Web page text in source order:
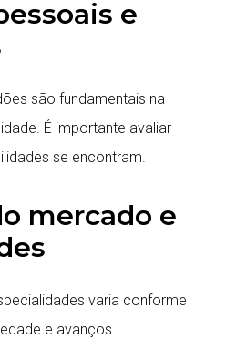
e
são fundamentais na
É importante avaliar
se encontram.
mercado e
varia conforme
e avanços